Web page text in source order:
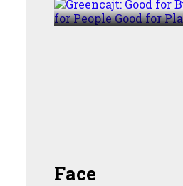
Face